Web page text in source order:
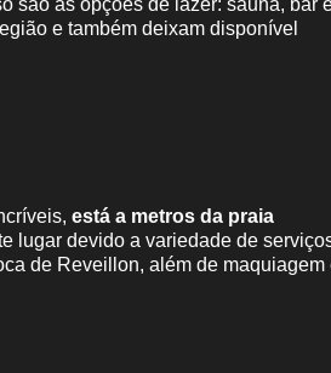
são as opções de lazer: sauna, bar
e também deixam disponível
está a metros da praia
lugar devido a variedade de
de Reveillon, além de maquiagem